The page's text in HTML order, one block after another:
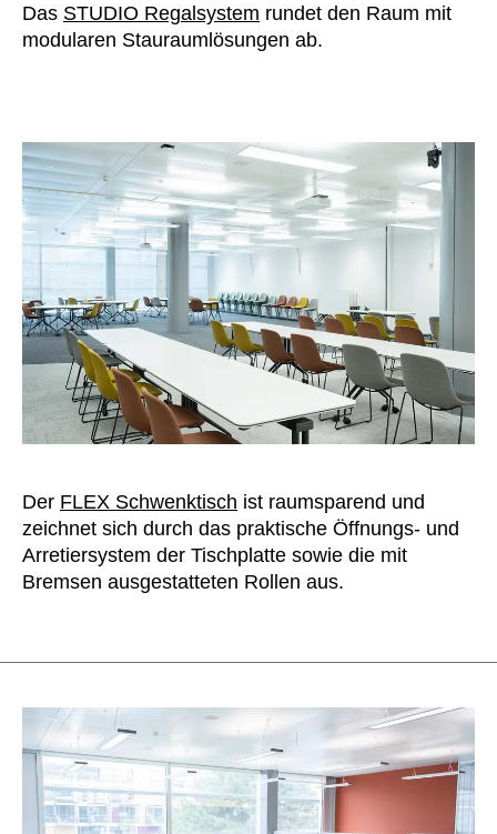
Das STUDIO Regalsystem rundet den Raum mit
modularen Stauraumlösungen ab.
Der FLEX Schwenktisch ist raumsparend und
zeichnet sich durch das praktische Öffnungs- und
Arretiersystem der Tischplatte sowie die mit
Bremsen ausgestatteten Rollen aus.